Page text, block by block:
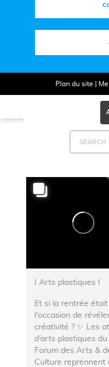
I Arts plastiques I
Et si la rentrée était
l'occasion de
créativité ? ✨ Les
d’arts plastiques du
Forum des Arts &
Culture reprennent
Plan du site